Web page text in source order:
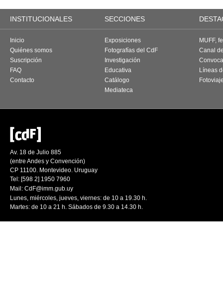
INSTITUCIONALES SECCIONES
Inicio
Quiénes somos
Suscripción
FAQ
Contacto
Exposiciones
Fotografías del CdF
Investigación
Educativa
Catálogo
Mediateca
MUFF,
Canal
Líneas
Av. 18 de Julio 885
(entre Andes y Convención)
CP 11100. Montevideo. Uruguay
Tel: [598 2] 1950 7960
Mail: CdF@imm.gub.uy
Lunes, miércoles, jueves, viernes: de 10 a 19.30 h.
Martes: de 10 a 21 h. Sábados de 9.30 a 14.30 h.